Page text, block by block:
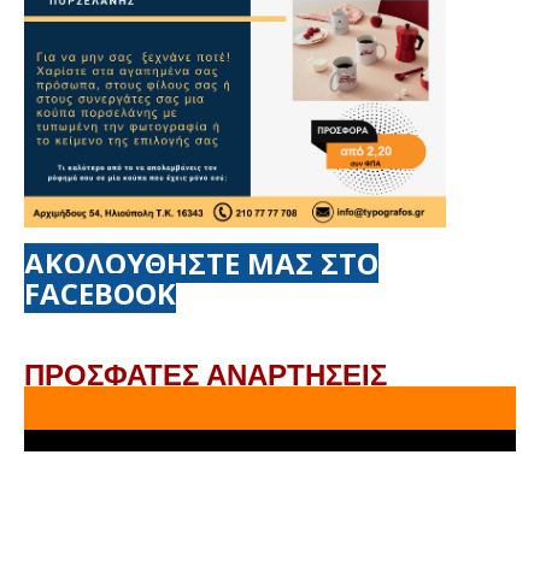
ΑΚΟΛΟΥΘΗΣΤΕ ΜΑΣ ΣΤΟ
FACEBOOK
ΠΡΟΣΦΑΤΕΣ ΑΝΑΡΤΗΣΕΙΣ